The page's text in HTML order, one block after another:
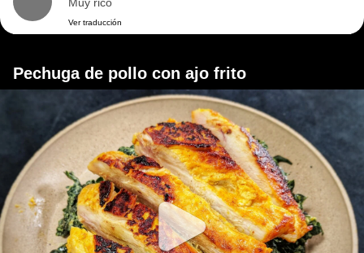
Muy rico
Ver traducción
Pechuga de pollo con ajo frito